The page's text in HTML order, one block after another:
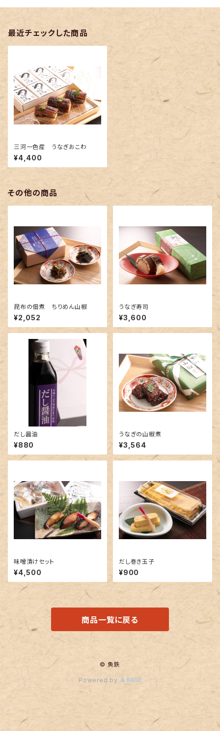
最近チェックした商品
三河一色産 うなぎおこわ
¥4,400
その他の商品
昆布の佃煮 ちりめん山椒
¥2,052
うなぎ寿司
¥3,600
だし醤油
¥880
うなぎの山椒煮
¥3,564
味噌漬けセット
¥4,500
だし巻き玉子
¥900
商品一覧に戻る
© 魚鉄
Powered by